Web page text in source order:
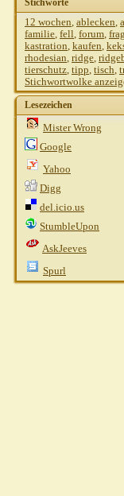
Stichworte
12 wochen, ablecken,
familie, fell, forum,
kastration, kaufen,
rhodesian, ridge,
tierschutz, tipp, tisch,
Stichwortwolke
Lesezeichen
Mister Wrong
Google
Yahoo
Digg
del.icio.us
StumbleUpon
AskJeeves
Spurl